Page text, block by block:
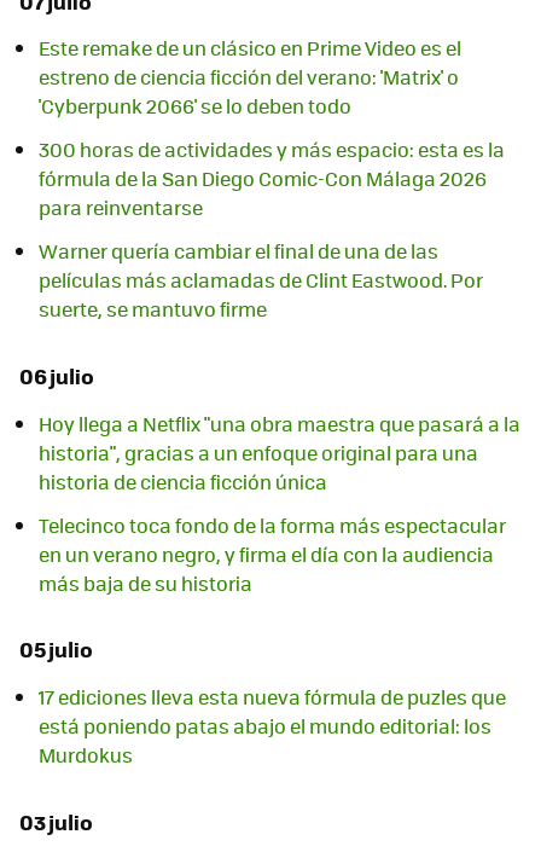
Este remake de un clásico en Prime Video es el
estreno de ciencia ficción del verano: 'Matrix' o
'Cyberpunk 2066' se lo deben todo
300 horas de actividades y más espacio: esta es la
fórmula de la San Diego Comic-Con Málaga 2026
para reinventarse
Warner quería cambiar el final de una de las
películas más aclamadas de Clint Eastwood. Por
suerte, se mantuvo firme
06 julio
Hoy llega a Netflix "una obra maestra que pasará a la
historia", gracias a un enfoque original para una
historia de ciencia ficción única
Telecinco toca fondo de la forma más espectacular
en un verano negro, y firma el día con la audiencia
más baja de su historia
05 julio
17 ediciones lleva esta nueva fórmula de puzles que
está poniendo patas abajo el mundo editorial: los
Murdokus
03 julio